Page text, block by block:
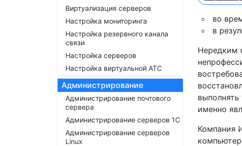
Виртуализация серверов
Настройка мониторинга
Настройка резервного канала
связи
Настройка серверов
Настройка виртуальной АТС
Администрирование
Администрирование почтового
сервера
Администрирование серверов 1С
Администрирование серверов
Linux
во
в
Нередким
именно
Компания